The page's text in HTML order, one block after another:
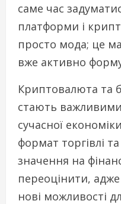
саме час
платформи і
просто мода; це
вже активно
Криптовалюта та
стають
сучасної
формат торгівлі
значення на
переоцінити,
нові можливості